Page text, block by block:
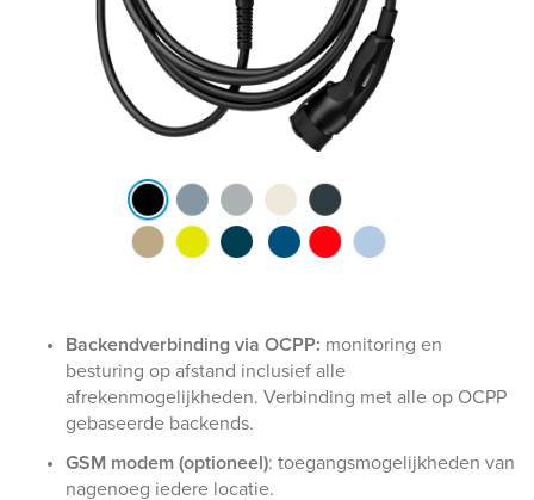
Backendverbinding via OCPP: monitoring en
besturing op afstand inclusief alle
afrekenmogelijkheden. Verbinding met alle op OCPP
gebaseerde backends.
GSM modem (optioneel): toegangsmogelijkheden van
nagenoeg iedere locatie.